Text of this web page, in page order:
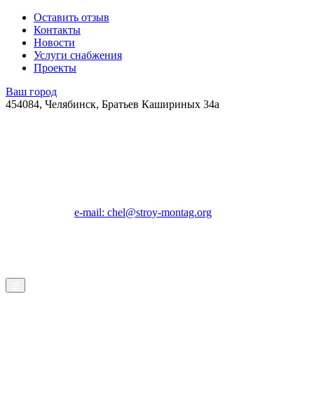
Оставить отзыв
Контакты
Новости
Услуги снабжения
Проекты
Ваш город
454084, Челябинск, Братьев Кашириных 34а
e-mail: chel@stroy-montag.org
ГК "Строй-Монтаж"
Строительство, ремонт и благоустройство под ключ в
Челябинске